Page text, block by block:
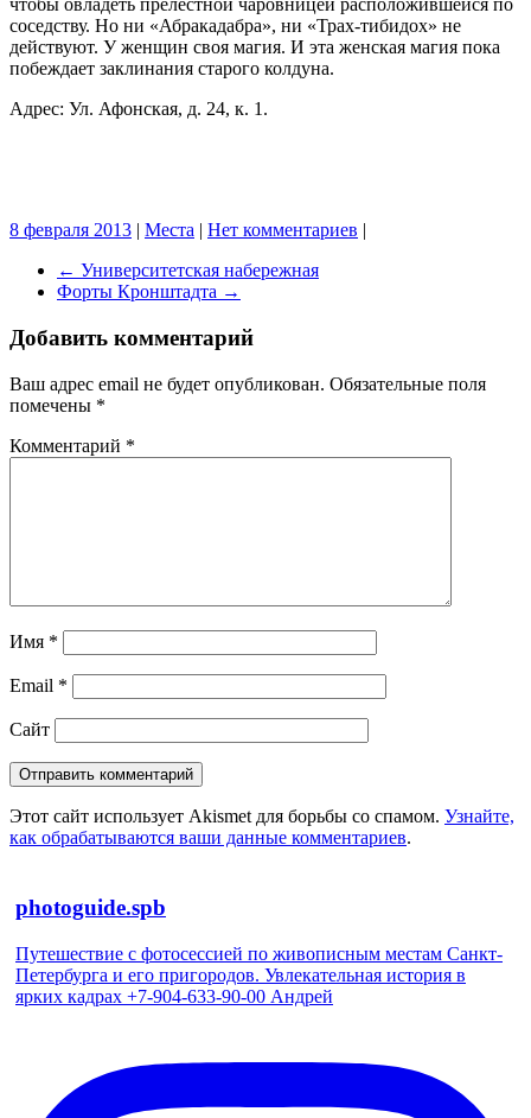
чтобы овладеть прелестной чаровницей расположившейся по
соседству. Но ни «Абракадабра», ни «Трах-тибидох» не
действуют. У женщин своя магия. И эта женская магия пока
побеждает заклинания старого колдуна.
Адрес: Ул. Афонская, д. 24, к. 1.
8 февраля 2013 | Места | Нет комментариев |
← Университетская набережная
Форты Кронштадта →
Добавить комментарий
Ваш адрес email не будет опубликован. Обязательные поля
помечены *
Комментарий *
Имя *
Email *
Сайт
Этот сайт использует Akismet для борьбы со спамом. Узнайте,
как обрабатываются ваши данные комментариев.
photoguide.spb
Путешествие с фотосессией по живописным местам Санкт-
Петербурга и его пригородов. Увлекательная история в
ярких кадрах +7-904-633-90-00 Андрей